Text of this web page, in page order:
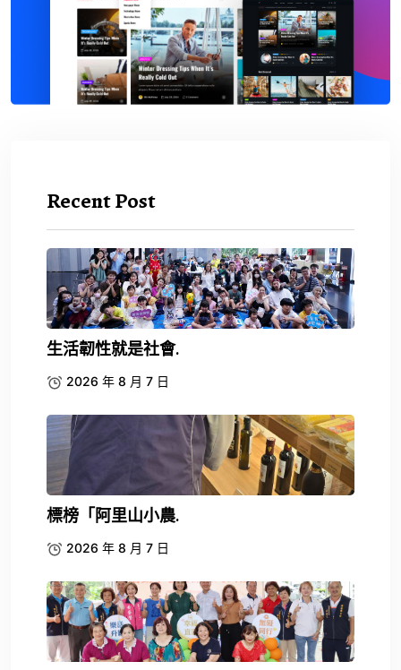
Recent Post
生活韌性就是社會.
2026 年 8 月 7 日
標榜「阿里山小農.
2026 年 8 月 7 日